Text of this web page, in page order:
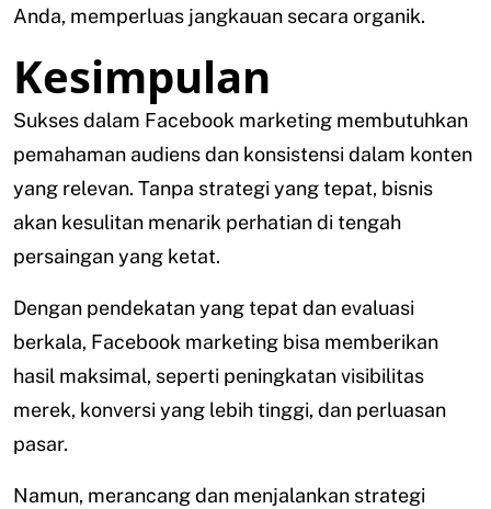
Anda, memperluas jangkauan secara organik.
Kesimpulan
Sukses dalam Facebook marketing membutuhkan
pemahaman audiens dan konsistensi dalam konten
yang relevan. Tanpa strategi yang tepat, bisnis
akan kesulitan menarik perhatian di tengah
persaingan yang ketat.
Dengan pendekatan yang tepat dan evaluasi
berkala, Facebook marketing bisa memberikan
hasil maksimal, seperti peningkatan visibilitas
merek, konversi yang lebih tinggi, dan perluasan
pasar.
Namun, merancang dan menjalankan strategi